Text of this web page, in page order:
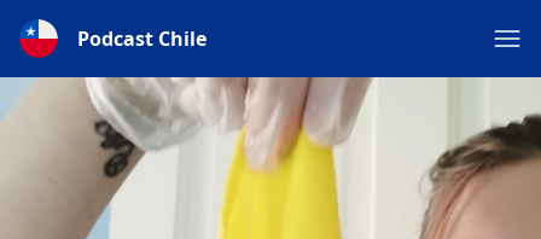
Podcast Chile